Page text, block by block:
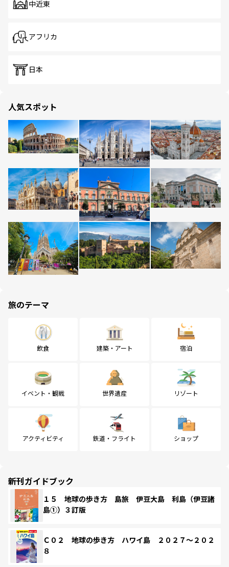
中近東
アフリカ
日本
人気スポット
旅のテーマ
飲食 建築・アート 宿泊
イベント・観戦 世界遺産 リゾート
アクティビティ 鉄道・フライト ショップ
新刊ガイドブック
１５ 地球の歩き方 島旅 伊豆大島 利島（伊豆諸
島①）３訂版
Ｃ０２ 地球の歩き方 ハワイ島 ２０２７～２０２
８